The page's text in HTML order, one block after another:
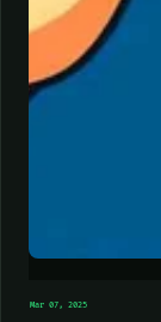
Mar 07, 2025